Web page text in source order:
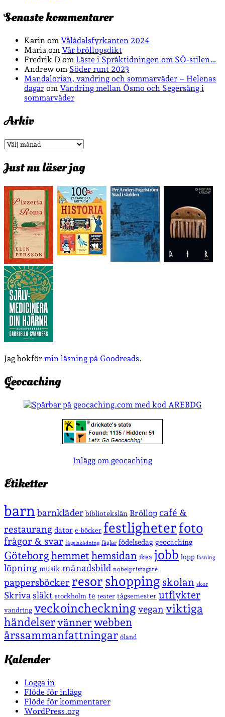
Senaste kommentarer
Karin om Vålådalsfyrkanten 2024
Maria om Vår bröllopsdikt
Fredrik D om Läste i Språktidningen om SÖ-stilen…
Andrew om Söder runt 2023
Mandalorian, vandring och sommarväder – Helenas
dagar om Vandring mellan Ösmo och Segersäng i
sommarväder
Arkiv
Arkiv
Just nu läser jag
Jag bokför min läsning på Goodreads.
Geocaching
Inlägg om geocaching
Etiketter
barnbarnkläder bibliotekslån Bröllop café &
restaurang dator e-böcker festligheterfoto
frågor & svar fågelskådning fåglar födelsedag geocaching
Göteborghemmet hemsidan ikea jobb lopp läsning
löpning musik månadsbild nobelpristagare
pappersböcker resor shopping skolan skor
Skriva släkt stockholm te teater tågsemester utflykter
vandring veckoincheckning vegan viktiga
händelservänner webben
årssammanfattningar öland
Kalender
Logga in
Flöde för inlägg
Flöde för kommentarer
WordPress.org